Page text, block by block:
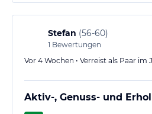
Stefan (56-60)
1 Bewertungen
Vor 4 Wochen • Verreist als Paar im
Aktiv-, Genuss- und